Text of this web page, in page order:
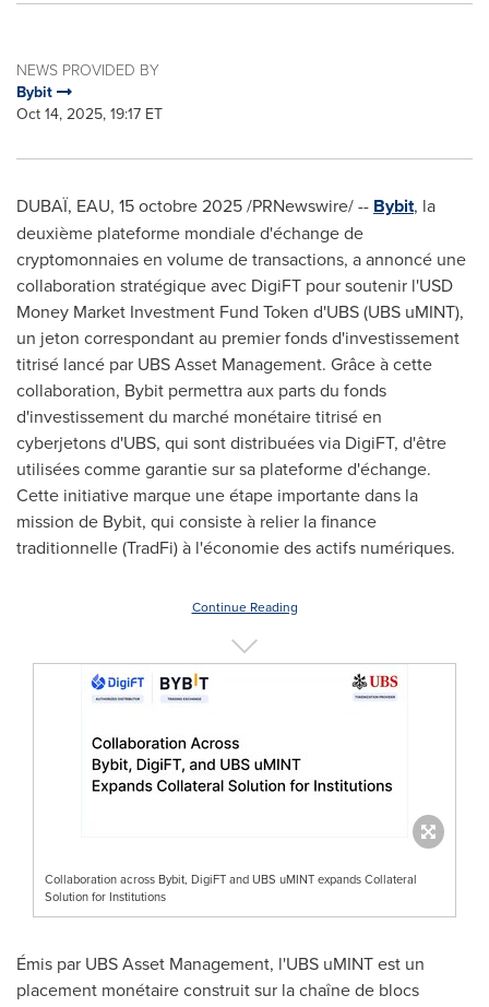
NEWS PROVIDED BY
Bybit
Oct 14, 2025, 19:17 ET
DUBAÏ, EAU, 15 octobre 2025/PRNewswire/ -- Bybit, la
deuxième plateforme mondiale d'échange de
cryptomonnaies en volume de transactions, a annoncé une
collaboration stratégique avec DigiFT pour soutenir l'USD
Money Market Investment Fund Token d'UBS (UBS uMINT),
un jeton correspondant au premier fonds d'investissement
titrisé lancé par UBS Asset Management. Grâce à cette
collaboration, Bybit permettra aux parts du fonds
d'investissement du marché monétaire titrisé en
cyberjetons d'UBS, qui sont distribuées via DigiFT, d'être
utilisées comme garantie sur sa plateforme d'échange.
Cette initiative marque une étape importante dans la
mission de Bybit, qui consiste à relier la finance
traditionnelle (TradFi) à l'économie des actifs numériques.
Continue Reading
Collaboration across Bybit, DigiFT and UBS uMINT expands Collateral
Solution for Institutions
Émis par UBS Asset Management, l'UBS uMINT est un
placement monétaire construit sur la chaîne de blocs